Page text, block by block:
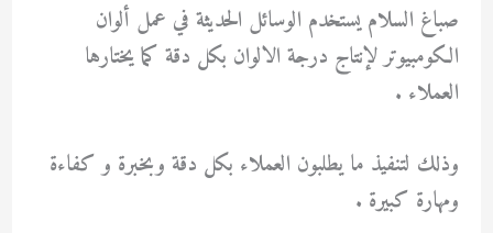
صباغ السلام يستخدم الوسائل الحديثة في عمل ألوان
الكومبيوتر لإنتاج درجة الالوان بكل دقة كما يختارها
العملاء .
وذلك لتنفيذ ما يطلبون العملاء بكل دقة وبخبرة و كفاءة
ومهارة كبيرة .